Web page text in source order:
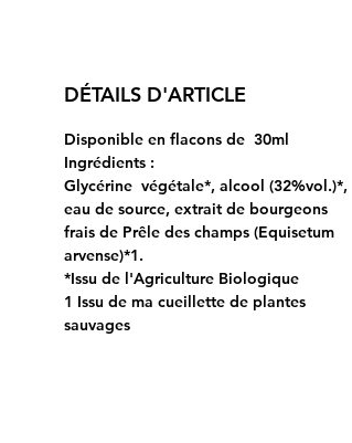
DÉTAILS D'ARTICLE
Disponible en flacons de 30ml
Ingrédients :
Glycérine végétale*, alcool (32%vol.)*,
eau de source, extrait de bourgeons
frais de Prêle des champs (Equisetum
arvense)*1.
*Issu de l'Agriculture Biologique
1 Issu de ma cueillette de plantes
sauvages